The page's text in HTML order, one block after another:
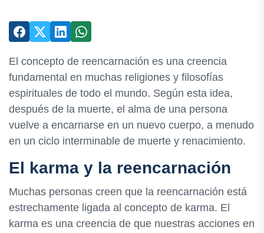
El concepto de reencarnación es una creencia
fundamental en muchas religiones y filosofías
espirituales de todo el mundo. Según esta idea,
después de la muerte, el alma de una persona
vuelve a encarnarse en un nuevo cuerpo, a menudo
en un ciclo interminable de muerte y renacimiento.
El karma y la reencarnación
Muchas personas creen que la reencarnación está
estrechamente ligada al concepto de karma. El
karma es una creencia de que nuestras acciones en